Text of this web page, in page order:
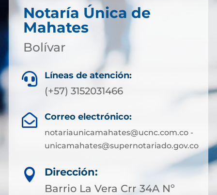
Notaría Única de
Mahates
Bolívar
 Líneas de atención:
(+57) 3152031466
 Correo electrónico:
notariaunicamahates@ucnc.com.co -
unicamahates@supernotariado.gov.co

Dirección:
Barrio La Vera Crr 34A Nº